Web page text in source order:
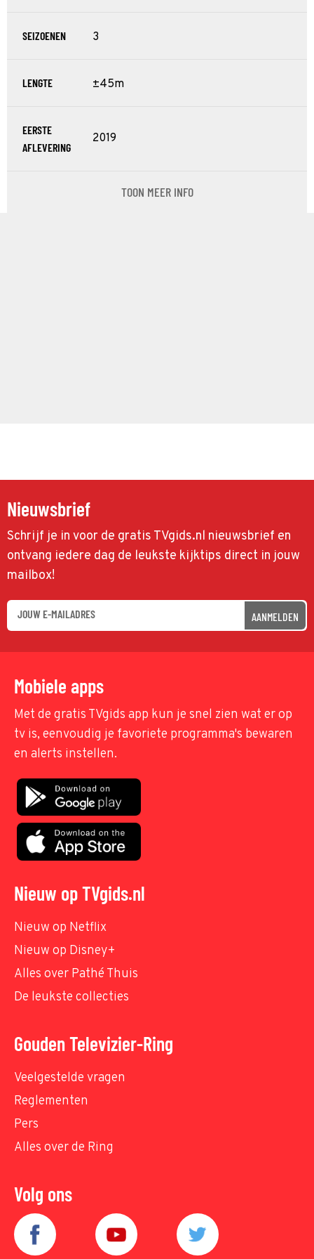
SEIZOENEN 3
LENGTE ±45m
EERSTE
AFLEVERING
2019
TOON MEER INFO
Nieuwsbrief
Schrijf je in voor de gratis TVgids.nl nieuwsbrief en
ontvang iedere dag de leukste kijktips direct in jouw
mailbox!
AANMELDEN
Mobiele apps
Met de gratis TVgids app kun je snel zien wat er op
tv is, eenvoudig je favoriete programma's bewaren
en alerts instellen.
Nieuw op TVgids.nl
Nieuw op Netflix
Nieuw op Disney+
Alles over Pathé Thuis
De leukste collecties
Gouden Televizier-Ring
Veelgestelde vragen
Reglementen
Pers
Alles over de Ring
Volg ons